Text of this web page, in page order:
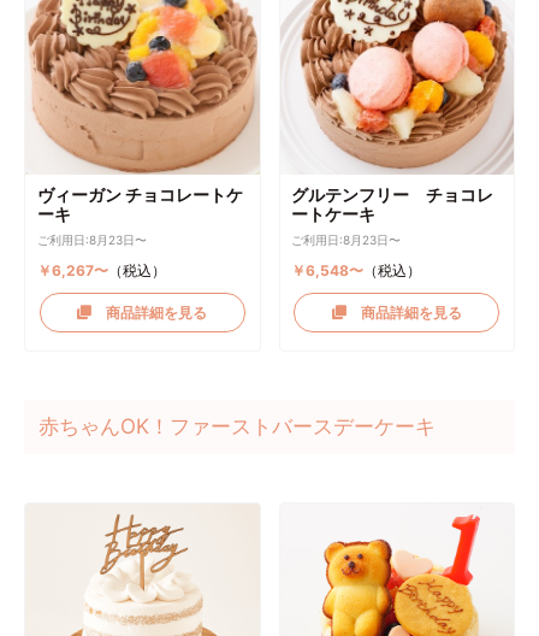
ヴィーガン チョコレートケ
ーキ
ご利用日:8月23日〜
￥6,267〜（税込）
商品詳細を見る
グルテンフリー チョコレ
ートケーキ
ご利用日:8月23日〜
￥6,548〜 （税込）
商品詳細を見る
赤ちゃんOK！ファーストバースデーケーキ